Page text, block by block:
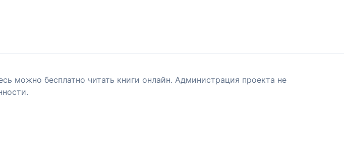
можно бесплатно читать книги онлайн. Администрация проекта не